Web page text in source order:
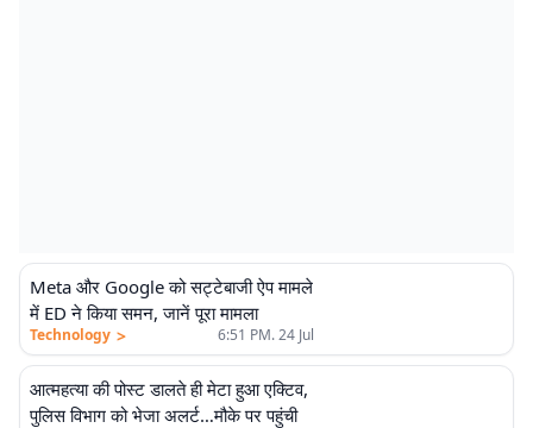
Meta और Google को सट्टेबाजी ऐप मामले
में ED ने किया समन, जानें पूरा मामला
Technology > 6:51 PM. 24 Jul
आत्महत्या की पोस्ट डालते ही मेटा हुआ एक्टिव,
पुलिस विभाग को भेजा अलर्ट…मौके पर पहुंची